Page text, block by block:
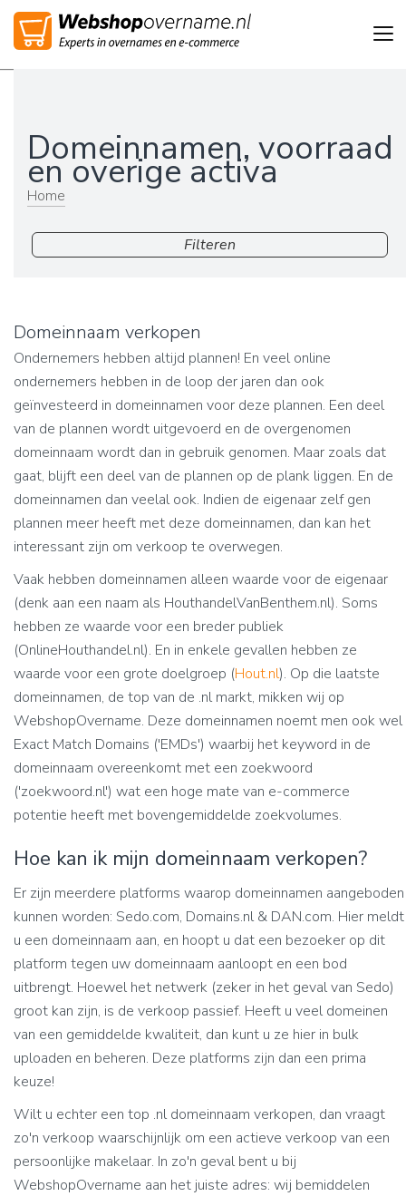
Domeinnamen, voorraad
en overige activa
Home
Filteren
Domeinnaam verkopen
Ondernemers hebben altijd plannen! En veel online
ondernemers hebben in de loop der jaren dan ook
geïnvesteerd in domeinnamen voor deze plannen. Een deel
van de plannen wordt uitgevoerd en de overgenomen
domeinnaam wordt dan in gebruik genomen. Maar zoals dat
gaat, blijft een deel van de plannen op de plank liggen. En de
domeinnamen dan veelal ook. Indien de eigenaar zelf gen
plannen meer heeft met deze domeinnamen, dan kan het
interessant zijn om verkoop te overwegen.
Vaak hebben domeinnamen alleen waarde voor de eigenaar
(denk aan een naam als HouthandelVanBenthem.nl). Soms
hebben ze waarde voor een breder publiek
(OnlineHouthandel.nl). En in enkele gevallen hebben ze
waarde voor een grote doelgroep (Hout.nl). Op die laatste
domeinnamen, de top van de .nl markt, mikken wij op
WebshopOvername. Deze domeinnamen noemt men ook wel
Exact Match Domains ('EMDs') waarbij het keyword in de
domeinnaam overeenkomt met een zoekwoord
('zoekwoord.nl') wat een hoge mate van e-commerce
potentie heeft met bovengemiddelde zoekvolumes.
Hoe kan ik mijn domeinnaam verkopen?
Er zijn meerdere platforms waarop domeinnamen aangeboden
kunnen worden: Sedo.com, Domains.nl & DAN.com. Hier meldt
u een domeinnaam aan, en hoopt u dat een bezoeker op dit
platform tegen uw domeinnaam aanloopt en een bod
uitbrengt. Hoewel het netwerk (zeker in het geval van Sedo)
groot kan zijn, is de verkoop passief. Heeft u veel domeinen
van een gemiddelde kwaliteit, dan kunt u ze hier in bulk
uploaden en beheren. Deze platforms zijn dan een prima
keuze!
Wilt u echter een top .nl domeinnaam verkopen, dan vraagt
zo'n verkoop waarschijnlijk om een actieve verkoop van een
persoonlijke makelaar. In zo'n geval bent u bij
WebshopOvername aan het juiste adres: wij bemiddelen